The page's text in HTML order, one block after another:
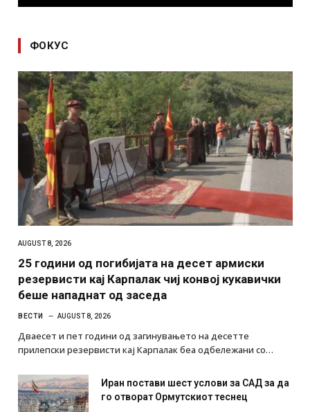
ФОКУС
AUGUST 8, 2026
25 години од погибијата на десет армиски
резервисти кај Карпалак чиј конвој кукавички
беше нападнат од заседа
ВЕСТИ AUGUST 8, 2026
Дваесет и пет години од загинувањето на десетте
прилепски резервисти кај Карпалак беа одбележани со…
Иран постави шест услови за САД за да
го отворат Ормутскиот теснец